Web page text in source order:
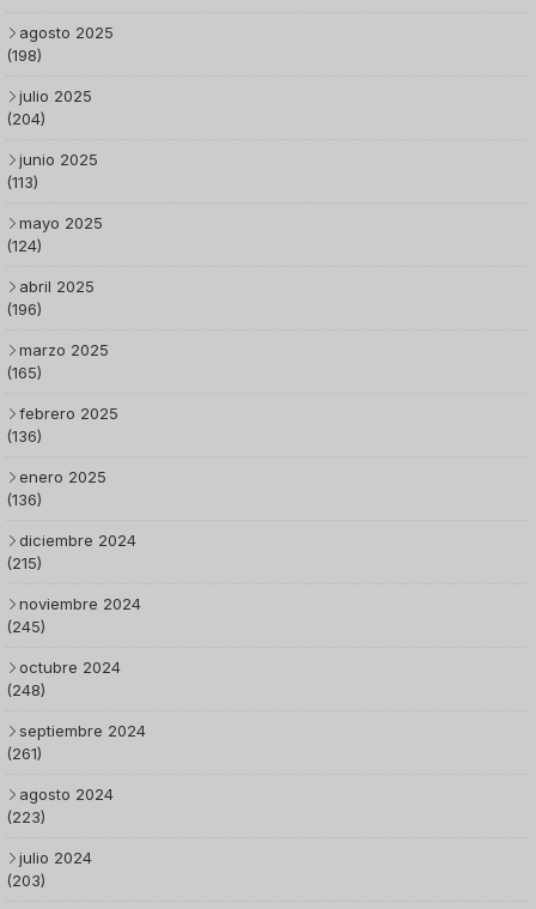
agosto 2025
(198)
julio 2025
(204)
junio 2025
(113)
mayo 2025
(124)
abril 2025
(196)
marzo 2025
(165)
febrero 2025
(136)
enero 2025
(136)
diciembre 2024
(215)
noviembre 2024
(245)
octubre 2024
(248)
septiembre 2024
(261)
agosto 2024
(223)
julio 2024
(203)